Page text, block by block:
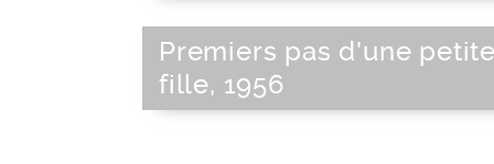
Premiers pas d'une
fille, 1956